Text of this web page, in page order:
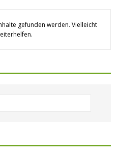
gefunden werden. Vielleicht